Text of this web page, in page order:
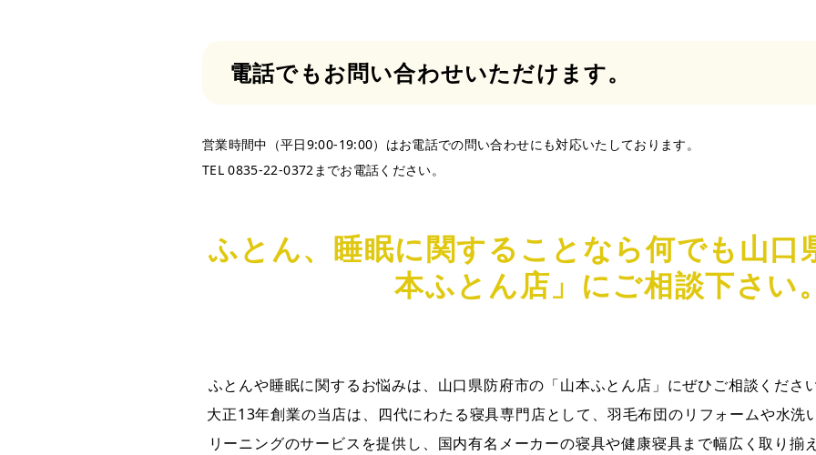
電話でもお問い合わせいただけます。
営業時間中（平日9:00-19:00）はお電話での問い合わせにも対応いたしております。
TEL 0835-22-0372までお電話ください。
ふとん、睡眠に関することなら何でも山口
本ふとん店」にご相談下さい。
ふとんや睡眠に関するお悩みは、山口県防府市の「山本ふとん店」にぜひご相談ください
大正13年創業の当店は、四代にわたる寝具専門店として、羽毛布団のリフォームや水洗
リーニングのサービスを提供し、国内有名メーカーの寝具や健康寝具まで幅広く取り揃